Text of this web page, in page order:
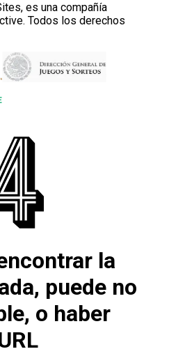
es una compañía
Todos los derechos
la
puede no
o haber